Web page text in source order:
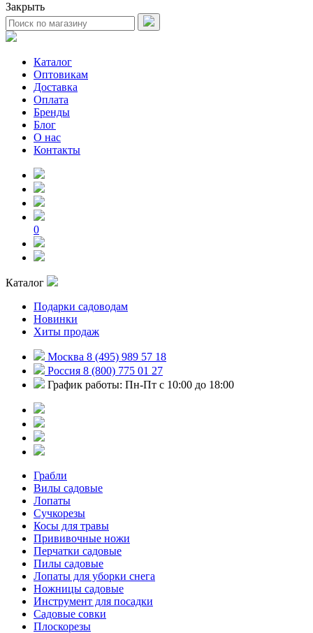
Закрыть
Каталог
Оптовикам
Доставка
Оплата
Бренды
Блог
О нас
Контакты
0
Каталог
Подарки садоводам
Новинки
Хиты продаж
Москва 8 (495) 989 57 18
Россия 8 (800) 775 01 27
График работы: Пн-Пт с 10:00 до 18:00
Грабли
Вилы садовые
Лопаты
Сучкорезы
Косы для травы
Прививочные ножи
Перчатки садовые
Пилы садовые
Лопаты для уборки снега
Ножницы садовые
Инструмент для посадки
Садовые совки
Плоскорезы